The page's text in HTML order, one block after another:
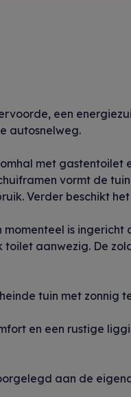
een
autosnelweg.
met
vormt de
Verder beschikt
is
aanwezig. De
tuin met
en een rustige
aan de